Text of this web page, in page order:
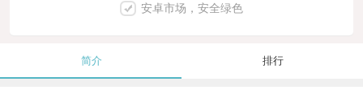
安卓市场，安全绿色
简介 排行